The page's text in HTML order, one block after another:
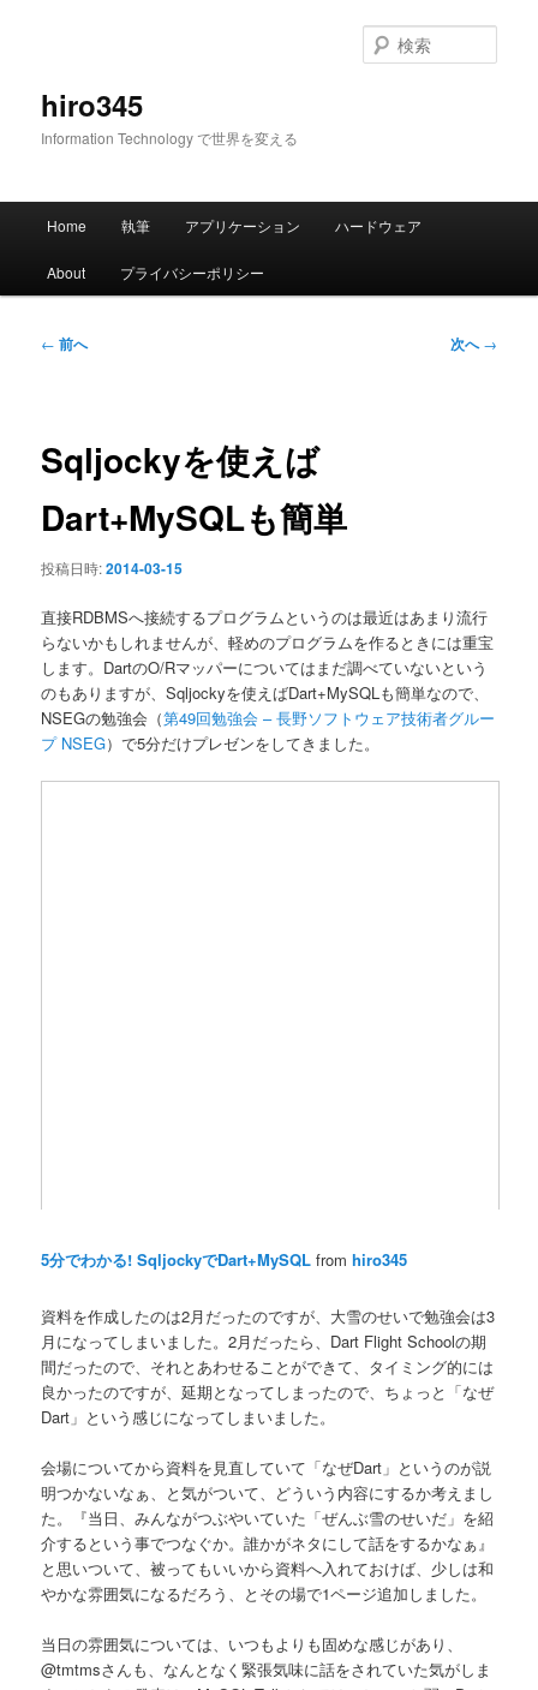
hiro345
Information Technology で世界を変える
索
メ
Home 執筆 アプリケーション ハードウェア
About プライバシーポリシー
投
ー
ョ
← 前へ 次へ→
Sqljockyを使えば
Dart+MySQLも簡単
投稿日時:2014-03-15
直接RDBMSへ接続するプログラムというのは最近はあまり流行
らないかもしれませんが、軽めのプログラムを作るときには重宝
します。DartのO/Rマッパーについてはまだ調べていないという
のもありますが、Sqljockyを使えばDart+MySQLも簡単なので、
NSEGの勉強会（第49回勉強会 – 長野ソフトウェア技術者グルー
プ NSEG）で5分だけプレゼンをしてきました。
5分でわかる! SqljockyでDart+MySQL fromhiro345
資料を作成したのは2月だったのですが、大雪のせいで勉強会は3
月になってしまいました。2月だったら、Dart Flight Schoolの期
間だったので、それとあわせることができて、タイミング的には
良かったのですが、延期となってしまったので、ちょっと「なぜ
Dart」という感じになってしまいました。
会場についてから資料を見直していて「なぜDart」というのが説
明つかないなぁ、と気がついて、どういう内容にするか考えまし
た。『当日、みんながつぶやいていた「ぜんぶ雪のせいだ」を紹
介するという事でつなぐか。誰かがネタにして話をするかなぁ』
と思いついて、被ってもいいから資料へ入れておけば、少しは和
やかな雰囲気になるだろう、とその場で1ページ追加しました。
当日の雰囲気については、いつもよりも固めな感じがあり、
@tmtmsさんも、なんとなく緊張気味に話をされていた気がしま